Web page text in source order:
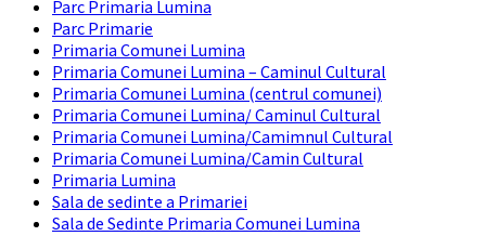
Parc Primaria Lumina
Parc Primarie
Primaria Comunei Lumina
Primaria Comunei Lumina – Caminul Cultural
Primaria Comunei Lumina (centrul comunei)
Primaria Comunei Lumina/ Caminul Cultural
Primaria Comunei Lumina/Camimnul Cultural
Primaria Comunei Lumina/Camin Cultural
Primaria Lumina
Sala de sedinte a Primariei
Sala de Sedinte Primaria Comunei Lumina